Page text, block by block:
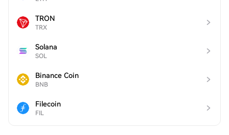
TRON
TRX
Solana
SOL
Binance Coin
BNB
Filecoin
FIL